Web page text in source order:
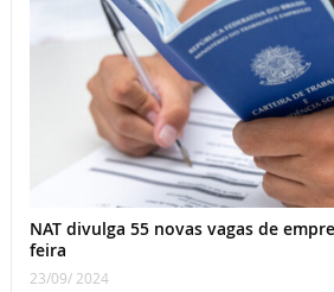
NAT divulga 55 novas vagas de
feira
23/09/ 2024